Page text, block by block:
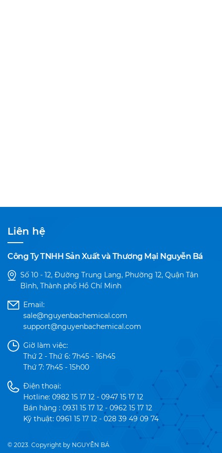
Liên hệ
Công Ty TNHH Sản Xuất và Thương Mại Nguyễn Bá
Số 10 - 12, Đường Trung Lang, Phường 12, Quận Tân
Bình, Thành phố Hồ Chí Minh
Email:
sale@nguyenbachemical.com
support@nguyenbachemical.com
Giờ làm việc:
Thứ 2 - Thứ 6: 7h45 - 16h45
Thứ 7: 7h45 - 15h00
Điện thoại:
Hotline: 0982 15 17 12 - 0947 15 17 12
Bán hàng : 0931 15 17 12 - 0962 15 17 12
Kỹ thuật: 0961 15 17 12 - 028 39 49 09 74
© 2023. Copyright by NGUYỄN BÁ